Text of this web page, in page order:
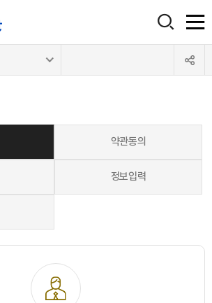
약관동의
정보입력